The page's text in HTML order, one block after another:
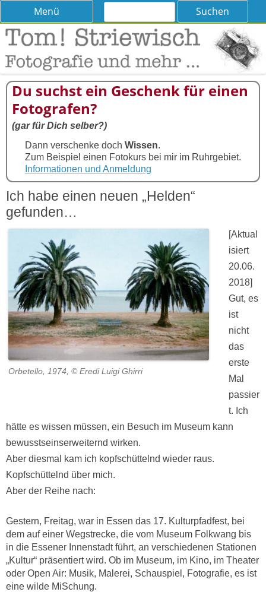
Tom! Striewisch – Fotografieren
lernen
Tipps und Tricks und Meinungen zur Fotografie
Menü
Skip
content
Suchen
Du suchst ein Geschenk für einen
Fotografen?
(gar für Dich selber?)
Dann verschenke doch Wissen.
Zum Beispiel einen Fotokurs bei mir im Ruhrgebiet.
Informationen und Anmeldung
Ich habe einen neuen „Helden“
gefunden…
Orbetello, 1974, © Eredi Luigi Ghirri
[Aktual
isiert
20.06.
2018]
Gut, es
ist
nicht
das
erste
Mal
passier
t. Ich
hätte es wissen müssen, ein Besuch im Museum kann
bewusstseinserweiternd wirken.
Aber diesmal kam ich kopfschüttelnd wieder raus.
Kopfschüttelnd über mich.
Aber der Reihe nach:
Gestern, Freitag, war in Essen das 17. Kulturpfadfest, bei
dem auf einer Wegstrecke, die vom Museum Folkwang bis
in die Essener Innenstadt führt, an verschiedenen Stationen
„Kultur“ präsentiert wird. Ob im Museum, im Kino, im Theater
oder Open Air: Musik, Malerei, Schauspiel, Fotografie, es ist
eine wilde MiSchung.